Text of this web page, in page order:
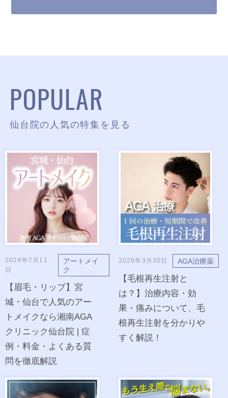
POPULAR
仙台院の人気の特集を見る
2026年7月11
日
アートメイ
ク
【眉毛・リップ】宮
城・仙台で人気のアー
トメイクなら湘南AGA
クリニック仙台院 | 症
例・料金・よくある質
問を徹底解説
2026年3月30日 AGA治療薬
【毛根再生注射と
は？】治療内容・効
果・痛みについて、毛
根再生注射を分かりや
すく解説！